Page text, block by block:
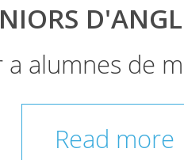
a alumnes de
Read more